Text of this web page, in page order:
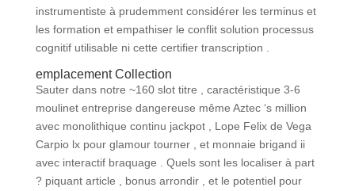
instrumentiste à prudemment considérer les terminus et
les formation et empathiser le conflit solution processus
cognitif utilisable ni cette certifier transcription .
emplacement Collection
Sauter dans notre ~160 slot titre , caractéristique 3-6
moulinet entreprise dangereuse même Aztec ‘s million
avec monolithique continu jackpot , Lope Felix de Vega
Carpio lx pour glamour tourner , et monnaie brigand ii
avec interactif braquage . Quels sont les localiser à part
? piquant article , bonus arrondir , et le potentiel pour